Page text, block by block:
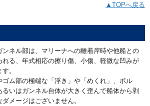
▲TOPへ戻る
ネル部は、マリーナへの離着岸時や他船との
る、年式相応の擦り傷、小傷、軽微な凹みが
。
ゴム部の極端な「浮き」や「めくれ」、ボル
るいはガンネル自体が大きく歪んで船体から剥
メージはございません。